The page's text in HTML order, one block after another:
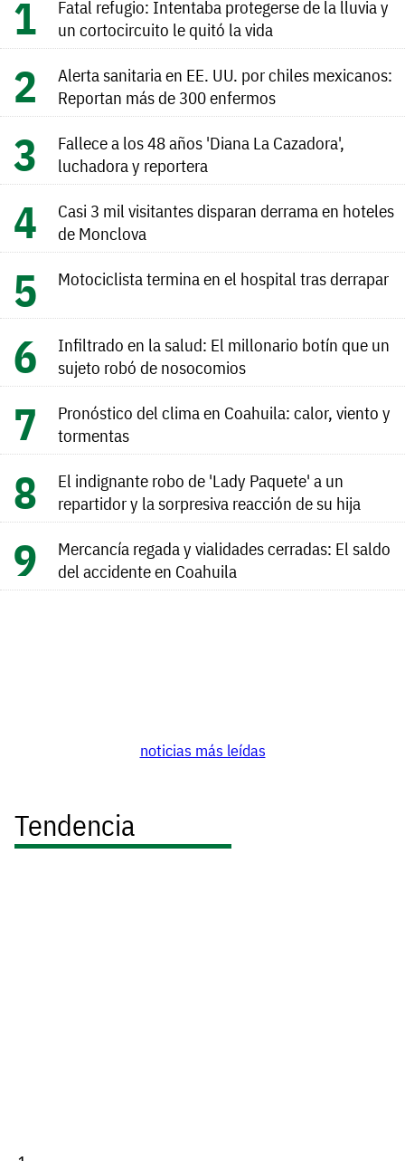
Fatal refugio: Intentaba protegerse de la lluvia y
un cortocircuito le quitó la vida
Alerta sanitaria en EE. UU. por chiles mexicanos:
Reportan más de 300 enfermos
Fallece a los 48 años 'Diana La Cazadora',
luchadora y reportera
Casi 3 mil visitantes disparan derrama en hoteles
de Monclova
Motociclista termina en el hospital tras derrapar
Infiltrado en la salud: El millonario botín que un
sujeto robó de nosocomios
Pronóstico del clima en Coahuila: calor, viento y
tormentas
El indignante robo de 'Lady Paquete' a un
repartidor y la sorpresiva reacción de su hija
Mercancía regada y vialidades cerradas: El saldo
del accidente en Coahuila
noticias más leídas
Tendencia